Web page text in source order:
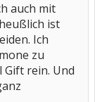
auch mit
ist
Ich
zu
Gift rein. Und